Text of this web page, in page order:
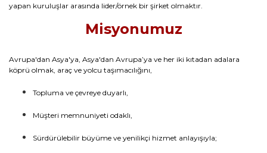
yapan kuruluşlar arasında lider/örnek bir şirket olmaktır.
Misyonumuz
Avrupa'dan Asya'ya, Asya'dan Avrupa’ya ve her iki kıtadan adalara
köprü olmak, araç ve yolcu taşımacılığını,
Topluma ve çevreye duyarlı,
Müşteri memnuniyeti odaklı,
Sürdürülebilir büyüme ve yenilikçi hizmet anlayışıyla;